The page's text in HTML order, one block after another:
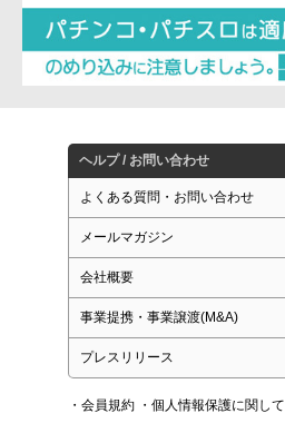
ヘルプ / お問い合わせ
よくある質問・お問い合わせ
メールマガジン
会社概要
事業提携・事業譲渡(M&A)
プレスリリース
・会員規約 ・個人情報保護に関して